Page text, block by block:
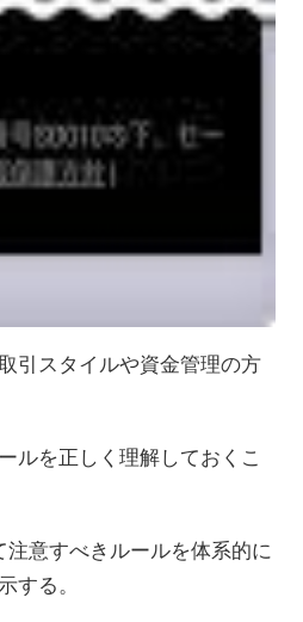
引スタイルや資金管理の方
ルを正しく理解しておくこ
意すべきルールを体系的に
する。